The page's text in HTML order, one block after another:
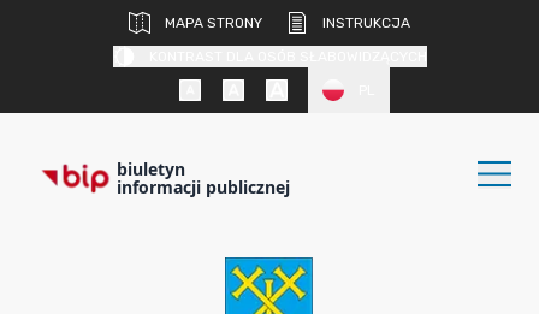
MAPA STRONY
INSTRUKCJA
biuletyn
informacji publicznej